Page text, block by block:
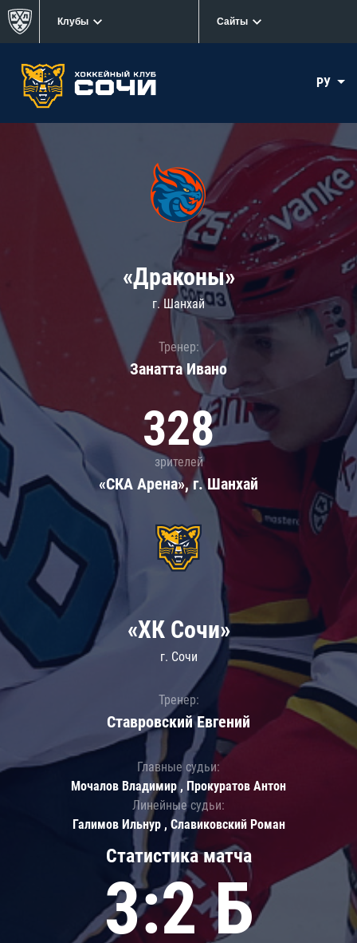
Клубы Сайты
РУ
«Драконы»
г. Шанхай
Тренер:
Занатта Иванo
328
зрителей
«СКА Арена», г. Шанхай
Статистика матча
3:2 Б
«ХК Сочи»
г. Сочи
Тренер:
Ставровский Евгений
Главные судьи:
Мочалов Владимир , Прокуратов Антон
Линейные судьи:
Галимов Ильнур , Славиковский Роман